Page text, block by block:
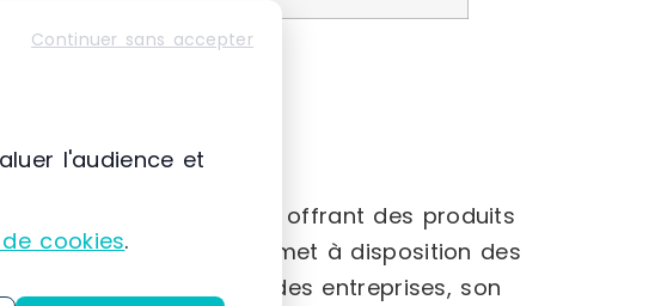
Ile-de-France
dans son secteur, offrant des produits
L’entreprise met à disposition des
structures ou de grandes entreprises, son
Continuer sans accepter
l'audience et
cookies.